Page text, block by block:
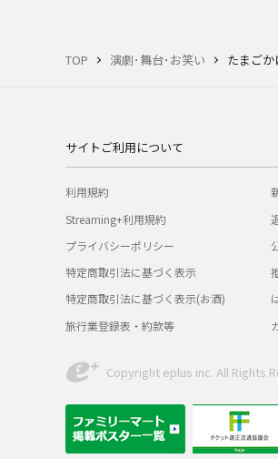
TOP 演劇･舞台･お笑い たまごか
サイトご利用について
利用規約
Streaming+利用規約
プライバシーポリシー
特定商取引法に基づく表示
特定商取引法に基づく表示(お酒)
旅行業登録表・約款等
Copyright eplus inc. All Rights